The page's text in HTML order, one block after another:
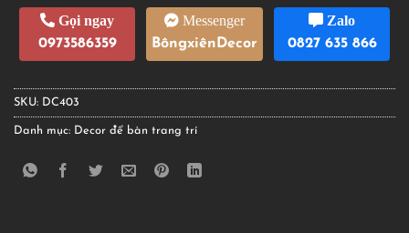
Gọi ngay
0973586359
Messenger
BôngxiênDecor
Zalo
0827 635 866
SKU: DC403
Danh mục: Decor để bàn trang trí